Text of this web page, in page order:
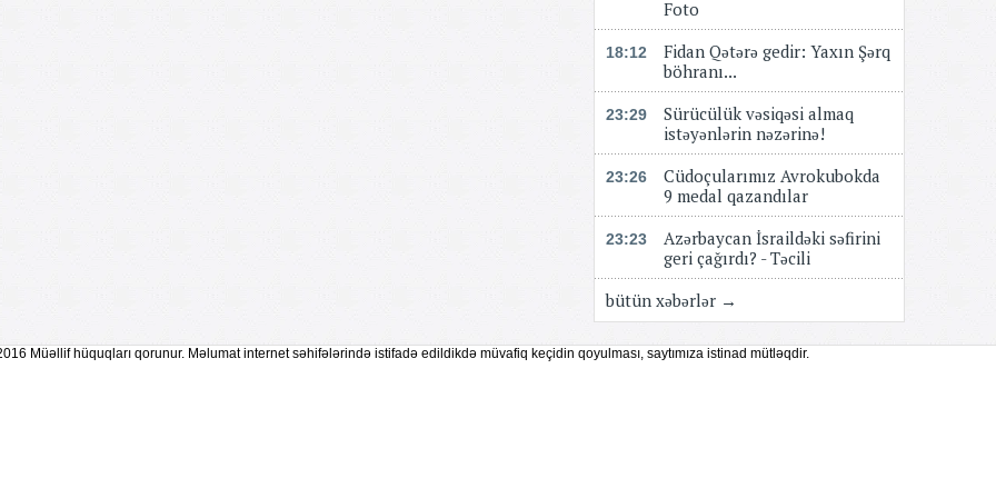
Foto
18:12
Fidan Qətərə gedir: Yaxın Şərq
böhranı...
23:29
Sürücülük vəsiqəsi almaq
istəyənlərin nəzərinə!
23:26
Cüdoçularımız Avrokubokda
9 medal qazandılar
23:23
Azərbaycan İsraildəki səfirini
geri çağırdı? - Təcili
bütün xəbərlər →
Müəllif hüquqları qorunur. Məlumat internet səhifələrində istifadə edildikdə müvafiq keçidin qoyulması, saytımıza istinad mütləqdir.